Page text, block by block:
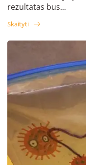
rezultatas bus...
Skaityti